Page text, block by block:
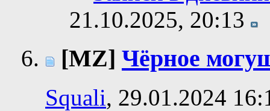
21.10.2025, 20:13
[MZ] Чёрное
Squali, 29.01.2024